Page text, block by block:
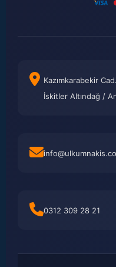
Kazımkarabekir
İskitler Altındağ /
0312 309 28 21